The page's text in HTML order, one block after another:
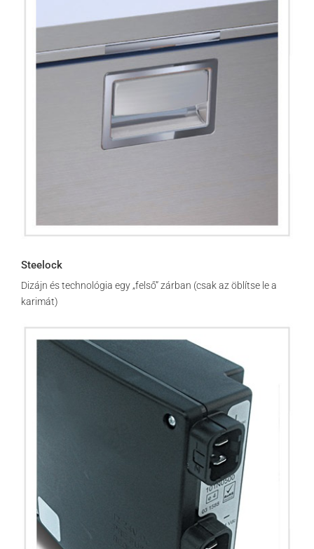
Steelock
Dizájn és technológia egy „felső” zárban (csak az öblítse le a
karimát)